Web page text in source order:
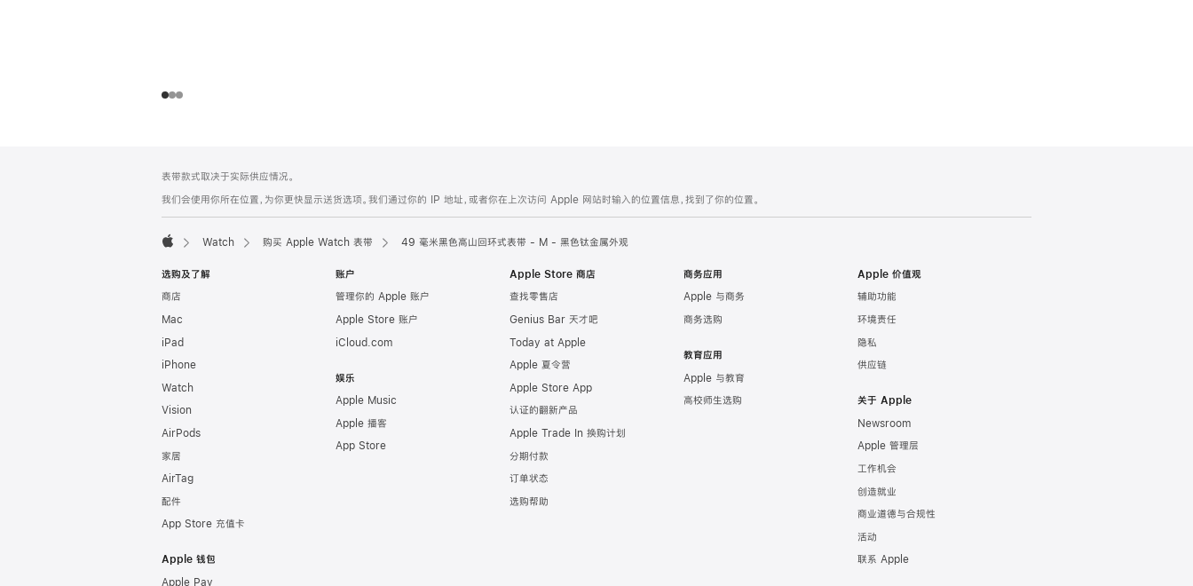
页
页
注
表带款式取决于实际供应情况。
我们会使用你所在位置，为你更快显示送货选项。我们通过你的 IP 地址，或者你在上次访问 Apple 网站时输入的位置信息，找到了你的位置。
Watch 购买 Apple Watch 表带 49 毫米黑色高山回环式表带 - M - 黑色钛金属外观
选购及了解
商店
Mac
iPad
iPhone
Watch
Vision
AirPods
家居
AirTag
配件
App Store 充值卡
Apple 钱包
Apple Pay
账户
管理你的 Apple 账户
Apple Store 账户
iCloud.com
娱乐
Apple Music
Apple 播客
App Store
Apple Store 商店
查找零售店
Genius Bar 天才吧
Today at Apple
Apple 夏令营
Apple Store App
认证的翻新产品
Apple Trade In 换购计划
分期付款
订单状态
选购帮助
商务应用
Apple 与商务
商务选购
教育应用
Apple 与教育
高校师生选购
Apple 价值观
辅助功能
环境责任
隐私
供应链
关于 Apple
Newsroom
Apple 管理层
工作机会
创造就业
商业道德与合规性
活动
联系 Apple